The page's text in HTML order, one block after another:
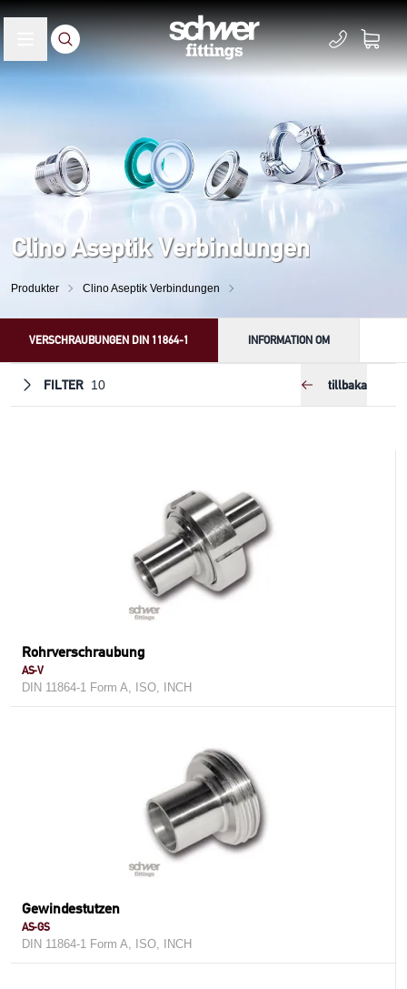
Clino Aseptik Verbindungen
Produkter Clino Aseptik Verbindungen
VERSCHRAUBUNGEN DIN 11864-1 INFORMATION OM
FILTER 10 tillbaka
Rohrverschraubung
AS-V
DIN 11864-1 Form A, ISO, INCH
Gewindestutzen
AS-GS
DIN 11864-1 Form A, ISO, INCH